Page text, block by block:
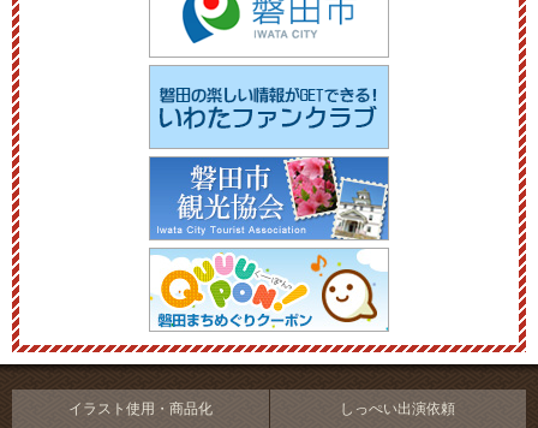
イラスト使用・商品化 しっぺい出演依頼